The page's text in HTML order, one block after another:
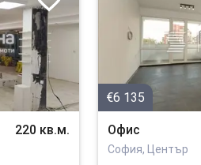
220 кв.м.
€6 135
Офис
София, Център